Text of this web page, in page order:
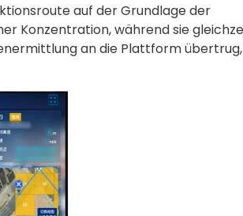
auf der Grundlage der
Konzentration, während sie
an die Plattform